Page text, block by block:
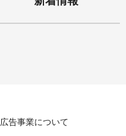
広告事業について